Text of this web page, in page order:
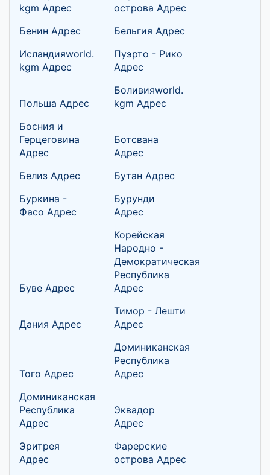
kgm Адрес
острова Адрес
Бенин Адрес
Бельгия Адрес
Исландияworld.
kgm Адрес
Пуэрто - Рико
Адрес
Польша Адрес
Боливияworld.
kgm Адрес
Босния и
Герцеговина
Адрес
Ботсвана
Адрес
Белиз Адрес
Бутан Адрес
Буркина -
Фасо Адрес
Бурунди
Адрес
Буве Адрес
Корейская
Народно -
Демократическая
Республика
Адрес
Дания Адрес
Тимор - Лешти
Адрес
Того Адрес
Доминиканская
Республика
Адрес
Доминиканская
Республика
Адрес
Эквадор
Адрес
Эритрея
Адрес
Фарерские
острова Адрес